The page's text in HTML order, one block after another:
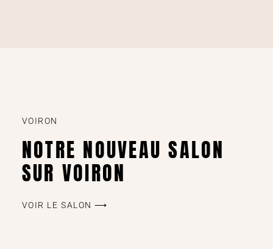
VOIRON
NOTRE NOUVEAU SALON
SUR VOIRON
VOIR LE SALON ⟶